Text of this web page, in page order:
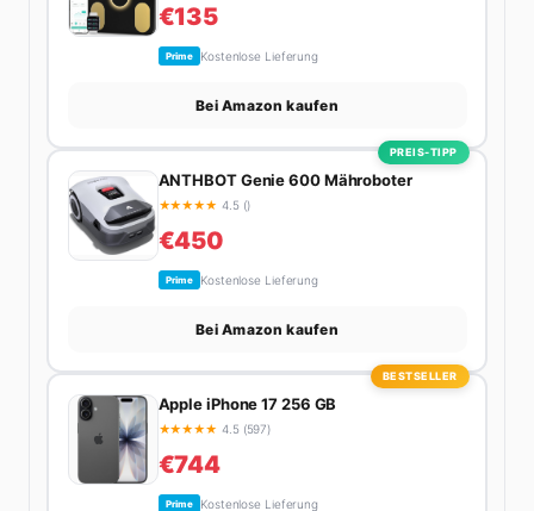
€135
Prime Kostenlose Lieferung
Bei Amazon kaufen
PREIS-TIPP
ANTHBOT Genie 600 Mähroboter
★★★★★ 4.5 ()
€450
Prime Kostenlose Lieferung
Bei Amazon kaufen
BESTSELLER
Apple iPhone 17 256 GB
★★★★★ 4.5 (597)
€744
Prime Kostenlose Lieferung